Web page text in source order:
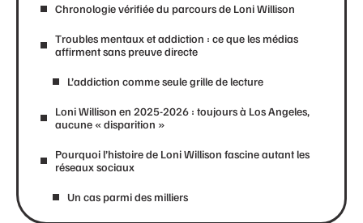
Chronologie vérifiée du parcours de Loni Willison
Troubles mentaux et addiction : ce que les médias
affirment sans preuve directe
L’addiction comme seule grille de lecture
Loni Willison en 2025-2026 : toujours à Los Angeles,
aucune « disparition »
Pourquoi l’histoire de Loni Willison fascine autant les
réseaux sociaux
Un cas parmi des milliers